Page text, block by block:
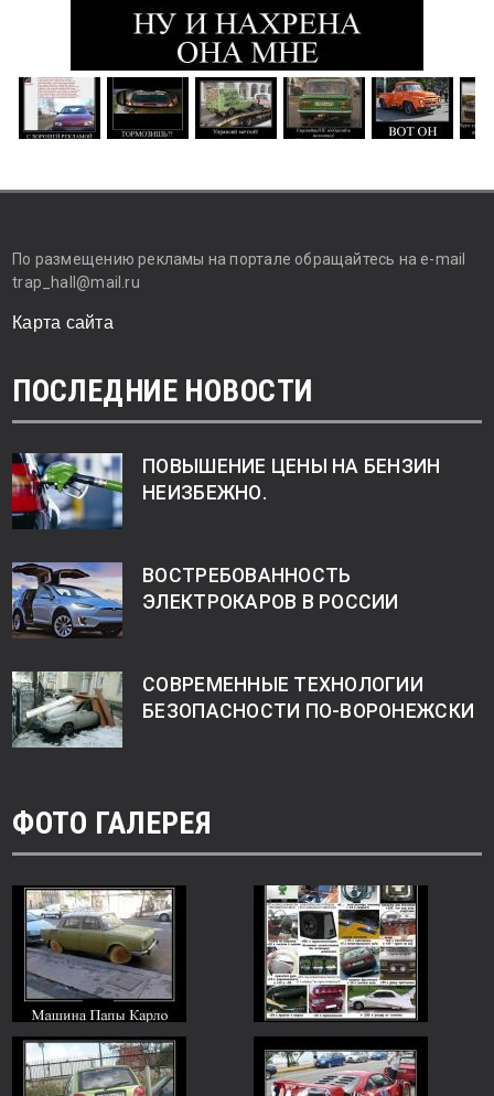
По размещению рекламы на портале обращайтесь на e-mail
trap_hall@mail.ru
Карта сайта
ПОСЛЕДНИЕ НОВОСТИ
ПОВЫШЕНИЕ ЦЕНЫ НА БЕНЗИН
НЕИЗБЕЖНО.
ВОСТРЕБОВАННОСТЬ
ЭЛЕКТРОКАРОВ В РОССИИ
СОВРЕМЕННЫЕ ТЕХНОЛОГИИ
БЕЗОПАСНОСТИ ПО-ВОРОНЕЖСКИ
ФОТО ГАЛЕРЕЯ